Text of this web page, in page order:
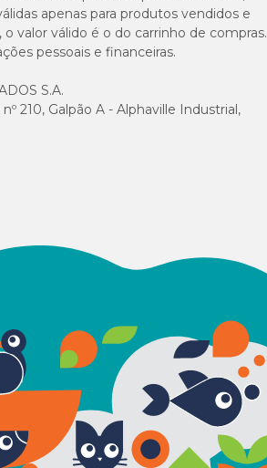
apenas para produtos vendidos e
valor válido é o do carrinho de compras.
pessoais e financeiras.
S.A.
210, Galpão A - Alphaville Industrial,